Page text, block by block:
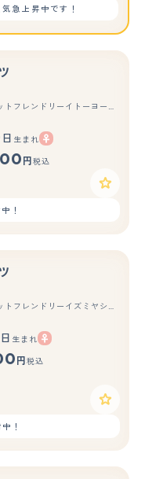
急上昇中です！
ひごペットフレンドリーイトーヨーカドー明石店
生まれ
円 税込
！
もっと見る
ひごペットフレンドリーイズミヤショッピングセンター八幡店
生まれ
円 税込
！